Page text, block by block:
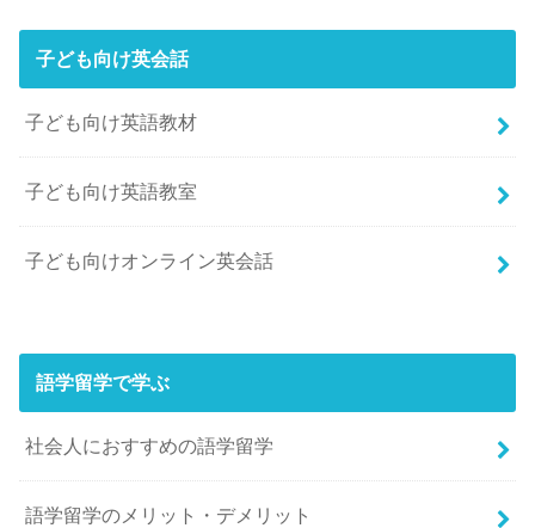
子ども向け英会話
子ども向け英語教材
子ども向け英語教室
子ども向けオンライン英会話
語学留学で学ぶ
社会人におすすめの語学留学
語学留学のメリット・デメリット